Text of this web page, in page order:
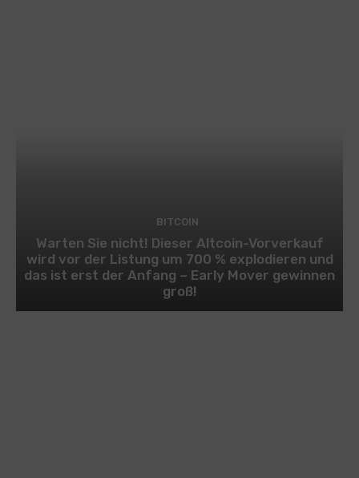
BITCOIN
Warten Sie nicht! Dieser Altcoin-Vorverkauf
wird vor der Listung um 700 % explodieren und
das ist erst der Anfang – Early Mover gewinnen
groß!